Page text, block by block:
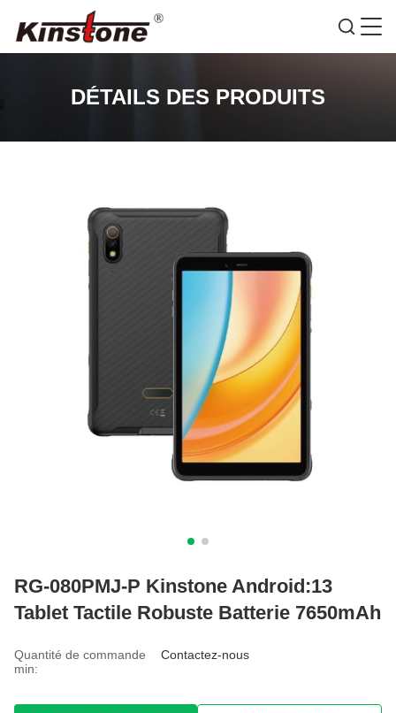
DÉTAILS DES PRODUITS
RG-080PMJ-P Kinstone Android:13
Tablet Tactile Robuste Batterie 7650mAh
Quantité de commande
min:
Contactez-nous